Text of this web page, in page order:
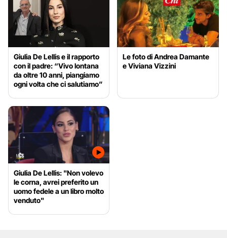
Giulia De Lellis e il rapporto
con il padre: “Vivo lontana
da oltre 10 anni, piangiamo
ogni volta che ci salutiamo”
Le foto di Andrea Damante
e Viviana Vizzini
Giulia De Lellis: "Non volevo
le corna, avrei preferito un
uomo fedele a un libro molto
venduto"